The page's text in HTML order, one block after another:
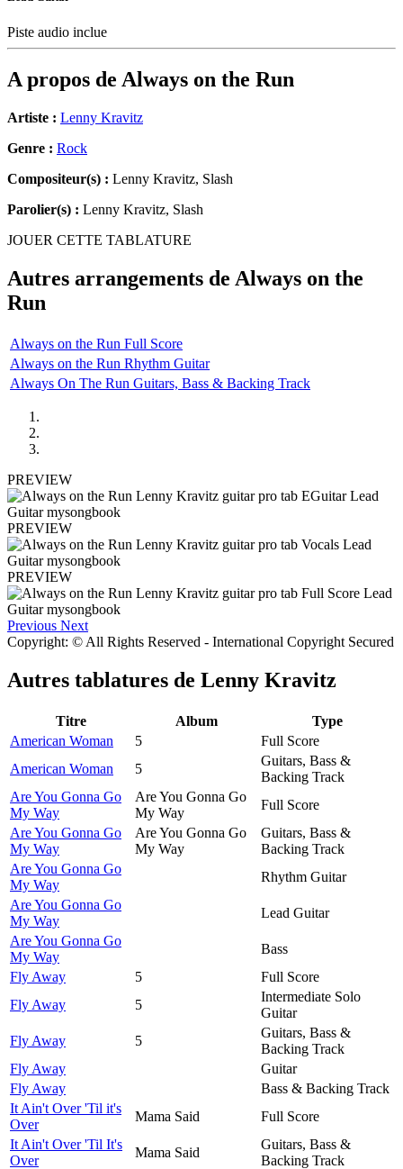
Piste audio inclue
A propos de Always on the Run
Artiste : Lenny Kravitz
Genre : Rock
Compositeur(s) : Lenny Kravitz, Slash
Parolier(s) : Lenny Kravitz, Slash
JOUER CETTE TABLATURE
Autres arrangements de Always on the
Run
Always on the Run Full Score
Always on the Run Rhythm Guitar
Always On The Run Guitars, Bass & Backing Track
PREVIEW
PREVIEW
PREVIEW
Previous Next
Copyright: © All Rights Reserved - International Copyright Secured
Autres tablatures de Lenny Kravitz
Titre Album
Type
American Woman
5
Full Score
American Woman
5
Guitars, Bass &
Backing Track
Are You Gonna Go
My Way
Are You Gonna Go
My Way
Full Score
Are You Gonna Go
My Way
Are You Gonna Go
My Way
Guitars, Bass &
Backing Track
Are You Gonna Go
My Way
Rhythm Guitar
Are You Gonna Go
My Way
Lead Guitar
Are You Gonna Go
My Way
Bass
Fly Away
5
Full Score
Fly Away
5
Intermediate Solo
Guitar
Fly Away
5
Guitars, Bass &
Backing Track
Fly Away
Guitar
Fly Away
Bass & Backing Track
It Ain't Over 'Til it's
Over
Mama Said
Full Score
It Ain't Over 'Til It's
Over
Mama Said
Guitars, Bass &
Backing Track